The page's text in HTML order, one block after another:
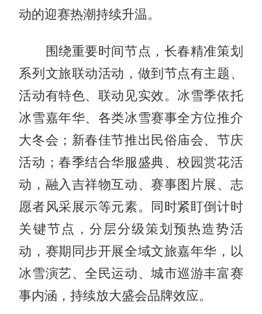
动的迎赛热潮持续升温。
围绕重要时间节点，长春精准策划
系列文旅联动活动，做到节点有主题、
活动有特色、联动见实效。冰雪季依托
冰雪嘉年华、各类冰雪赛事全方位推介
大冬会；新春佳节推出民俗庙会、节庆
活动；春季结合华服盛典、校园赏花活
动，融入吉祥物互动、赛事图片展、志
愿者风采展示等元素。同时紧盯倒计时
关键节点，分层分级策划预热造势活
动，赛期同步开展全域文旅嘉年华，以
冰雪演艺、全民运动、城市巡游丰富赛
事内涵，持续放大盛会品牌效应。